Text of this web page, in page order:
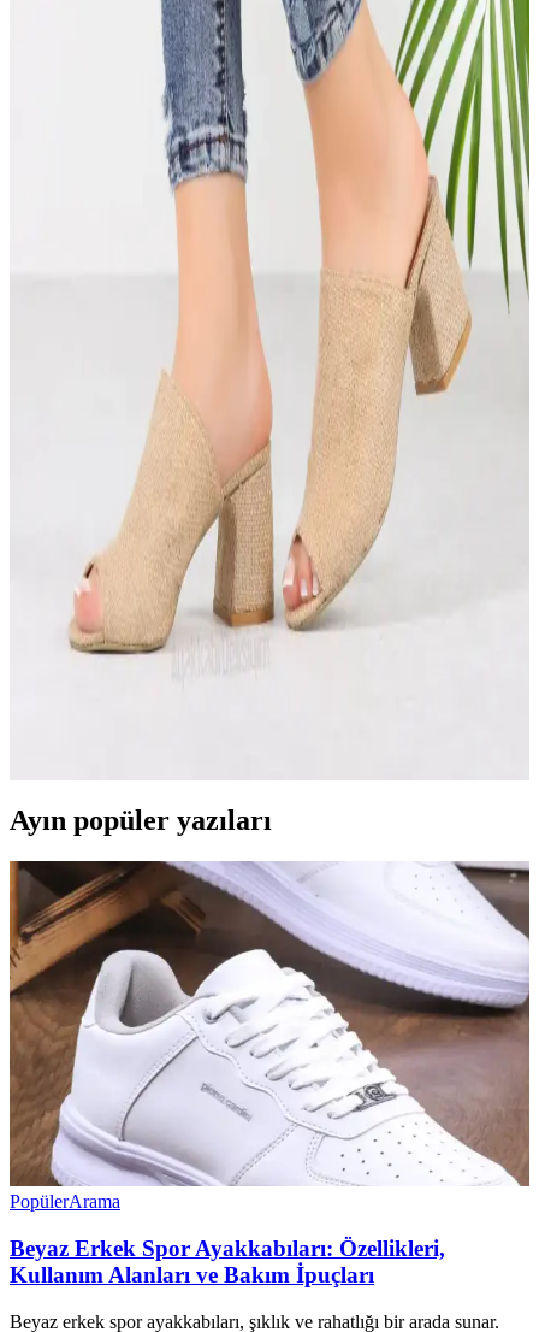
Kadınlar için tasarlanan desenli çantalar, çeşitli malzeme ve
tasarımlarla günlük ve özel günlerde şıklık ve fonksiyonelliği bir
arada sunar. Güncel trendlerle uyumlu modellerle tarzınızı
Bambi Kadın Sandaletleri: Plajda Şıklık ve Konforu
Bir Arada Sunan Modeller
Bambi kadın sandaletleri, plajda şıklık ve konforu bir arada sunar.
Hafif, suya dayanıklı ve çeşitli renk seçenekleriyle yaz aylarının
Kadın Spor Ayakkabılarında Temel Özellikler ve
Performans Kriterleri Analizi
Kadın spor ayakkabıları, hafiflik, nefes alabilirlik ve dayanıklılık
gibi özellikleriyle spor ve günlük yaşamda konfor sağlar.
Performansı artıran tasarımlar, kullanım alanlarına göre seçilir.
Kadın Yazlık Terlikler: Şıklık ve Konforu Bir Arada
Sunan Modeller
Yazlık kadın terlikleri, hafif malzemeleri ve şık tasarımlarıyla hem
rahat hem de stil sahibi olmanızı sağlar. Çeşitli renk ve desen
seçenekleriyle yaz aylarınızın vazgeçilmezi olur.
Kadın Firfir Terlikler Yaz Aylarında Rahat ve
Güvenli Kullanım İçin Uygun Seçenekler
Ayın popüler yazıları
PopülerArama
Beyaz Erkek Spor Ayakkabıları: Özellikleri,
Kullanım Alanları ve Bakım İpuçları
Beyaz erkek spor ayakkabıları, şıklık ve rahatlığı bir arada sunar.